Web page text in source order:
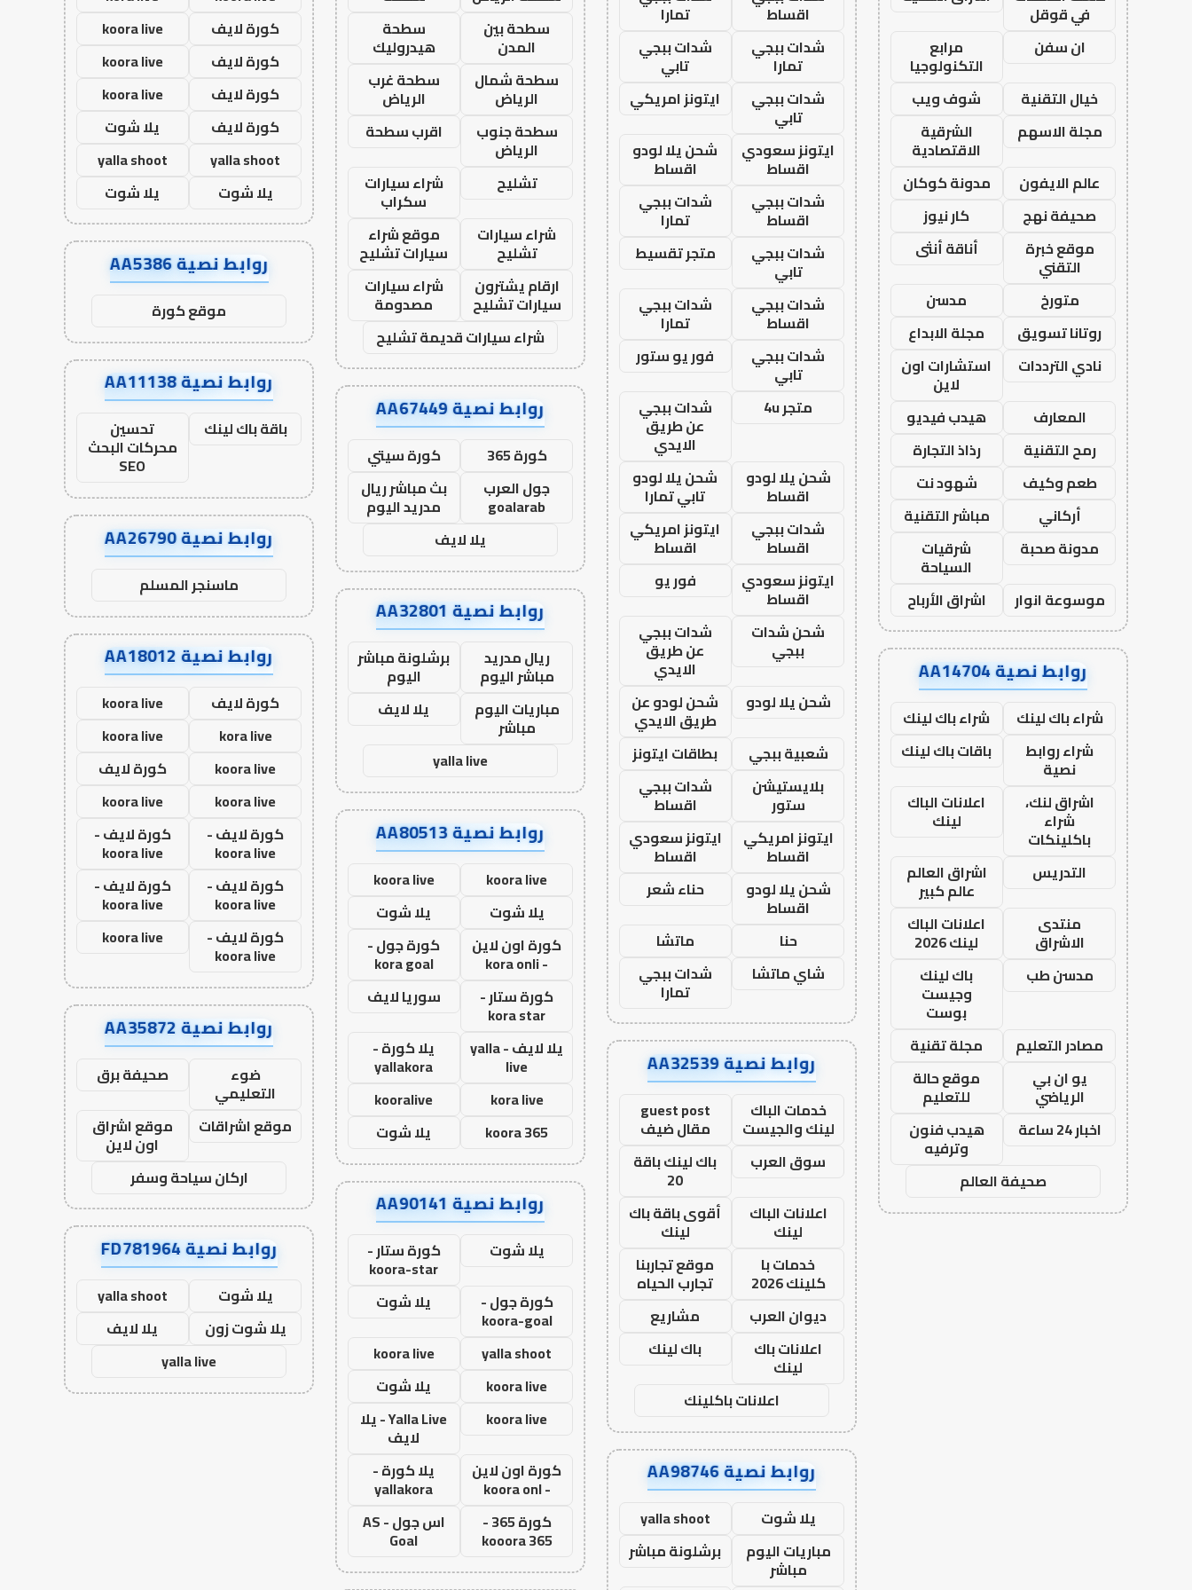
في قوقل
ان سفن
مرابع
التكنولوجيا
خيال التقنية
شوف ويب
مجلة الاسهم
الشرقية
الاقتصادية
عالم الايفون
مدونة كوكان
صحيفة نهج
كار نيوز
موقع خبرة
التقني
أناقة أنثى
متورخ
مدسن
روتانا تسويق
مجلة الابداع
نادي الترددات
استشارات اون
لاين
المعارف
هيدب فيديو
رمح التقنية
رذاذ التجارة
طعم وكيف
شهود نت
أركاني
مباشر التقنية
مدونة صحبة
شرقيات
السياحة
موسوعة انوار
اشراق الأرباح
روابط نصية AA14704
شراء باك لينك
شراء باك لينك
شراء روابط
نصية
باقات باك لينك
اشراق لنك،
شراء
باكلينكات
اعلانات الباك
لينك
التدريس
اشراق العالم
عالم كبير
منتدى
الاشراق
اعلانات الباك
لينك 2026
مدسن طب
باك لينك
وجيست
بوست
مصادر التعليم
مجلة تقنية
يو ان بي
الرياضي
موقع حالة
للتعليم
اخبار 24 ساعة
هيدب فنون
وترفيه
صحيفة العالم
اقساط
تمارا
شدات ببجي
تمارا
شدات ببجي
تابي
شدات ببجي
تابي
ايتونز امريكي
ايتونز سعودي
اقساط
شحن يلا لودو
اقساط
شدات ببجي
اقساط
شدات ببجي
تمارا
شدات ببجي
تابي
متجر تقسيط
شدات ببجي
اقساط
شدات ببجي
تمارا
شدات ببجي
تابي
فور يو ستور
متجر 4u
شدات ببجي
عن طريق
الايدي
شحن يلا لودو
اقساط
شحن يلا لودو
تابي تمارا
شدات ببجي
اقساط
ايتونز امريكي
اقساط
ايتونز سعودي
اقساط
فور يو
شحن شدات
ببجي
شدات ببجي
عن طريق
الايدي
شحن يلا لودو
شحن لودو عن
طريق الايدي
شعبية ببجي
بطاقات ايتونز
بلايستيشن
ستور
شدات ببجي
اقساط
ايتونز امريكي
اقساط
ايتونز سعودي
اقساط
شحن يلا لودو
اقساط
حناء شعر
حنا
ماتشا
شاي ماتشا
شدات ببجي
تمارا
روابط نصية AA32539
خدمات الباك
لينك والجيست
guest post
مقال ضيف
سوق العرب
باك لينك باقة
20
اعلانات الباك
لينك
أقوى باقة باك
لينك
خدمات با
كلينك 2026
موقع تجاربنا
تجارب الحياه
ديوان العرب
مشاريع
اعلانات باك
لينك
باك لينك
اعلانات باكلينك
روابط نصية AA98746
يلا شوت
yalla shoot
مباريات اليوم
مباشر
برشلونة مباشر
سطحة بين
المدن
سطحة
هيدروليك
سطحة شمال
الرياض
سطحة غرب
الرياض
سطحة جنوب
الرياض
اقرب سطحة
تشليح
شراء سيارات
سكراب
شراء سيارات
تشليح
موقع شراء
سيارات تشليح
ارقام يشترون
سيارات تشليح
شراء سيارات
مصدومة
شراء سيارات قديمة تشليح
روابط نصية AA67449
كورة 365
كورة سيتي
جول العرب
goalarab
بث مباشر ريال
مدريد اليوم
يلا لايف
روابط نصية AA32801
ريال مدريد
مباشر اليوم
برشلونة مباشر
اليوم
مباريات اليوم
مباشر
يلا لايف
yalla live
روابط نصية AA80513
koora live
koora live
يلا شوت
يلا شوت
كورة اون لاين
- kora onli
كورة جول -
kora goal
كورة ستار -
kora star
سوريا لايف
يلا لايف - yalla
live
يلا كورة -
yallakora
kora live
kooralive
koora 365
يلا شوت
روابط نصية AA90141
يلا شوت كورة ستار -
koora-star
كورة جول -
koora-goal
يلا شوت
yalla shoot
koora live
koora live
يلا شوت
koora live
Yalla Live - يلا
لايف
كورة اون لاين
- koora onl
يلا كورة -
yallakora
كورة 365 -
kooora 365
اس جول - AS
Goal
كورة لايف
koora live
كورة لايف
koora live
كورة لايف
koora live
كورة لايف
يلا شوت
yalla shoot
yalla shoot
يلا شوت
يلا شوت
روابط نصية AA5386
موقع كورة
روابط نصية AA11138
باقة باك لينك تحسين
محركات البحث
SEO
روابط نصية AA26790
ماسنجر المسلم
روابط نصية AA18012
كورة لايف
koora live
kora live
koora live
koora live
كورة لايف
koora live
koora live
كورة لايف -
koora live
كورة لايف -
koora live
كورة لايف -
koora live
كورة لايف -
koora live
كورة لايف -
koora live
koora live
روابط نصية AA35872
ضوء
التعليمي
صحيفة برق
موقع اشراقات
موقع اشراق
اون لاين
اركان سياحة وسفر
روابط نصية FD781964
يلا شوت
yalla shoot
يلا شوت زون
يلا لايف
yalla live